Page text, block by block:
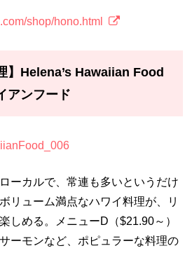
shop/hono.html
】Helena’s Hawaiian Food
アンフード
ーカルで、常連も多いというだけ
リューム満点なハワイ料理が、リ
しめる。メニューD（$21.90～）
ーモンなど、ポピュラーな料理の